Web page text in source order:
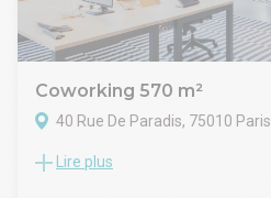
Coworking 570 m²
40 Rue De Paradis, 75010 Paris
Location Bureaux Paris 75010
Lire plus